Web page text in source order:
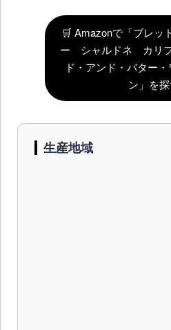
🛒 Amazonで「ブレッ
ー シャルドネ カリフ
ド・アンド・バター
ン」を
生産地域